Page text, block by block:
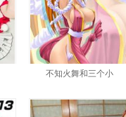
不知火舞和三个小